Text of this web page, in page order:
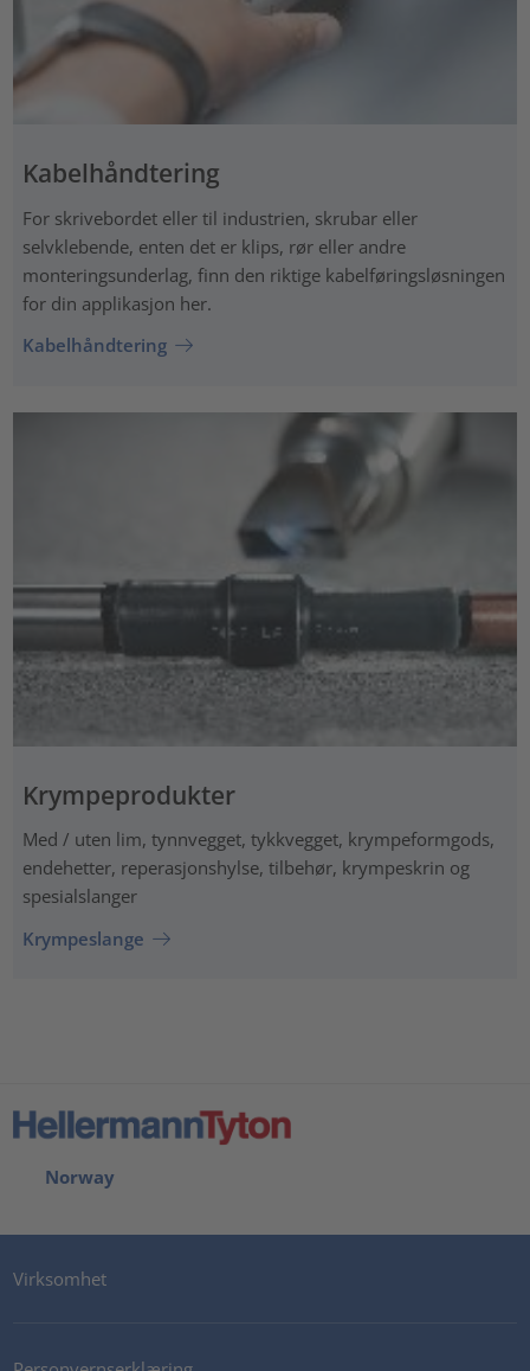
Kabelhåndtering
For skrivebordet eller til industrien, skrubar eller
selvklebende, enten det er klips, rør eller andre
monteringsunderlag, finn den riktige kabelføringsløsningen
for din applikasjon her.
Kabelhåndtering
Krympeprodukter
Med / uten lim, tynnvegget, tykkvegget, krympeformgods,
endehetter, reperasjonshylse, tilbehør, krympeskrin og
spesialslanger
Krympeslange
Norway
Virksomhet